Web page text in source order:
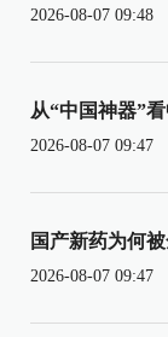
2026-08-07 09:48
从“中国神器”
2026-08-07 09:47
国产新药为何
2026-08-07 09:47